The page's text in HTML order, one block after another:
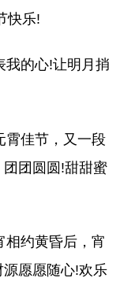
快乐!
我的心!让明月捎
霄佳节，又一段
团圆圆!甜甜蜜
相约黄昏后，宵
愿愿随心!欢乐